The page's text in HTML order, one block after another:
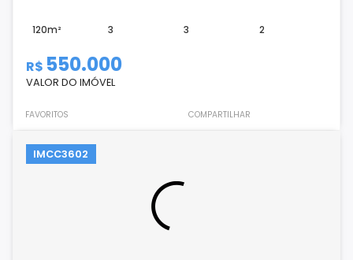
120m² 3 3 2
R$ 550.000
VALOR DO IMÓVEL
FAVORITOS COMPARTILHAR
IMCC3602